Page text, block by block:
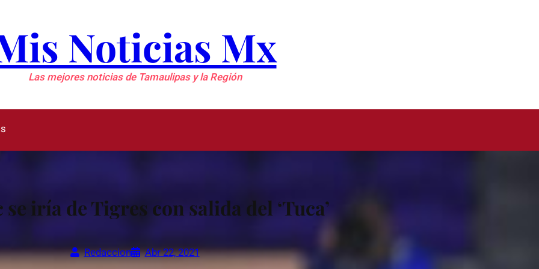
Noticias Mx
Las mejores noticias de Tamaulipas y la Región
iría de Tigres con salida del ‘Tuca’
Redaccion Abr 22, 2021